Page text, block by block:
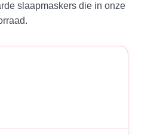
slaapmaskers die in onze